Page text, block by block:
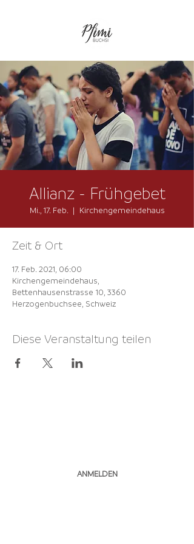
Allianz - Frühgebet
Mi., 17. Feb.
  |
Kirchengemeindehaus
Zeit & Ort
17. Feb. 2021, 06:00
Kirchengemeindehaus,
Bettenhausenstrasse 10, 3360
Herzogenbuchsee, Schweiz
Diese Veranstaltung teilen
ANMELDEN